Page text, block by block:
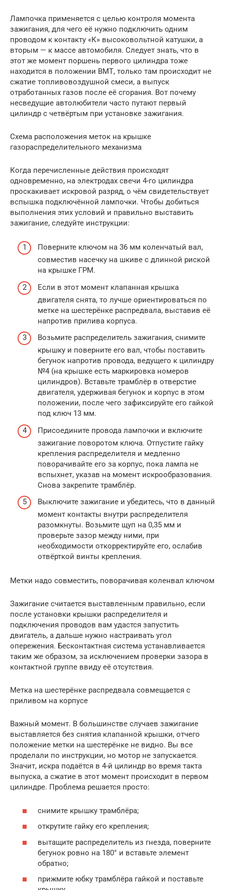
Лампочка применяется с целью контроля момента
зажигания, для чего её нужно подключить одним
проводом к контакту «К» высоковольтной катушки, а
вторым — к массе автомобиля. Следует знать, что в
этот же момент поршень первого цилиндра тоже
находится в положении ВМТ, только там происходит не
сжатие топливовоздушной смеси, а выпуск
отработанных газов после её сгорания. Вот почему
несведущие автолюбители часто путают первый
цилиндр с четвёртым при установке зажигания.
Схема расположения меток на крышке
газораспределительного механизма
Когда перечисленные действия происходят
одновременно, на электродах свечи 4-го цилиндра
проскакивает искровой разряд, о чём свидетельствует
вспышка подключённой лампочки. Чтобы добиться
выполнения этих условий и правильно выставить
зажигание, следуйте инструкции:
Поверните ключом на 36 мм коленчатый вал,
совместив насечку на шкиве с длинной риской
на крышке ГРМ.
Если в этот момент клапанная крышка
двигателя снята, то лучше ориентироваться по
метке на шестерёнке распредвала, выставив её
напротив прилива корпуса.
Возьмите распределитель зажигания, снимите
крышку и поверните его вал, чтобы поставить
бегунок напротив провода, ведущего к цилиндру
№4 (на крышке есть маркировка номеров
цилиндров). Вставьте трамблёр в отверстие
двигателя, удерживая бегунок и корпус в этом
положении, после чего зафиксируйте его гайкой
под ключ 13 мм.
Присоедините провода лампочки и включите
зажигание поворотом ключа. Отпустите гайку
крепления распределителя и медленно
поворачивайте его за корпус, пока лампа не
вспыхнет, указав на момент искрообразования.
Снова закрепите трамблёр.
Выключите зажигание и убедитесь, что в данный
момент контакты внутри распределителя
разомкнуты. Возьмите щуп на 0,35 мм и
проверьте зазор между ними, при
необходимости откорректируйте его, ослабив
отвёрткой винты крепления.
Метки надо совместить, поворачивая коленвал ключом
Зажигание считается выставленным правильно, если
после установки крышки распределителя и
подключения проводов вам удастся запустить
двигатель, а дальше нужно настраивать угол
опережения. Бесконтактная система устанавливается
таким же образом, за исключением проверки зазора в
контактной группе ввиду её отсутствия.
Метка на шестерёнке распредвала совмещается с
приливом на корпусе
Важный момент. В большинстве случаев зажигание
выставляется без снятия клапанной крышки, отчего
положение метки на шестерёнке не видно. Вы все
проделали по инструкции, но мотор не запускается.
Значит, искра подаётся в 4-й цилиндр во время такта
выпуска, а сжатие в этот момент происходит в первом
цилиндре. Проблема решается просто:
снимите крышку трамблёра;
открутите гайку его крепления;
вытащите распределитель из гнезда, поверните
бегунок ровно на 180° и вставьте элемент
обратно;
прижмите юбку трамблёра гайкой и поставьте